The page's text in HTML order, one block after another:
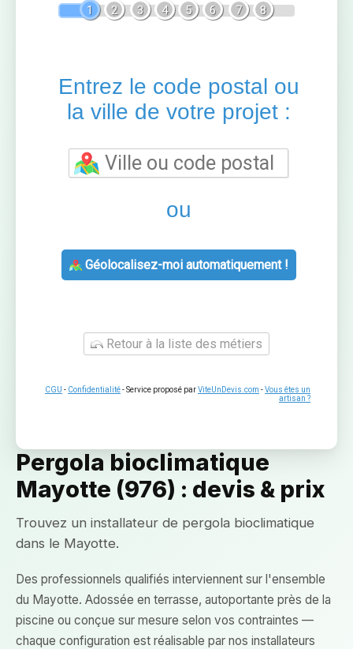
Pergola bioclimatique
Mayotte (976) : devis & prix
Trouvez un installateur de pergola bioclimatique
dans le Mayotte.
Des professionnels qualifiés interviennent sur l'ensemble
du Mayotte. Adossée en terrasse, autoportante près de la
piscine ou conçue sur mesure selon vos contraintes —
chaque configuration est réalisable par nos installateurs
1 2 3 4 5 6 7 8
Entrez le code postal ou
la ville de votre projet :
ou
Géolocalisez-moi automatiquement !
Retour à la liste des métiers
CGU - Confidentialité- Service proposé parViteUnDevis.com -Vous êtes un
artisan ?